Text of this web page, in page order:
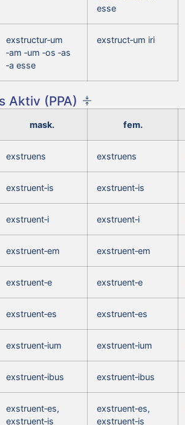
esse
exstructur‑um
‑am ‑um ‑os ‑as
‑a esse
exstruct‑um iri
Aktiv (PPA)
mask. fem.
exstruens exstruens
exstruent‑is exstruent‑is
exstruent‑i exstruent‑i
exstruent‑em exstruent‑em
exstruent‑e exstruent‑e
exstruent‑es exstruent‑es
exstruent‑ium exstruent‑ium
exstruent‑ibus exstruent‑ibus
exstruent‑es,
exstruent‑is
exstruent‑es,
exstruent‑is